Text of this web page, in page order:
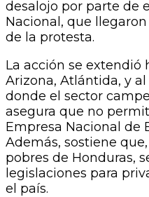
desalojo por parte de
Nacional, que
de la protesta.
La acción se
Arizona, Atlántida, y
donde el sector
asegura que no
Empresa Nacional de
Además, sostiene
pobres de Honduras,
legislaciones para
el país.